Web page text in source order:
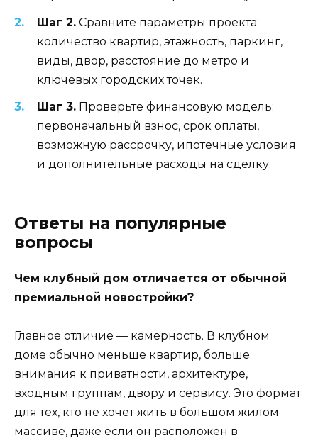
Шаг 2. Сравните параметры проекта:
количество квартир, этажность, паркинг,
виды, двор, расстояние до метро и
ключевых городских точек.
Шаг 3. Проверьте финансовую модель:
первоначальный взнос, срок оплаты,
возможную рассрочку, ипотечные условия
и дополнительные расходы на сделку.
Ответы на популярные
вопросы
Чем клубный дом отличается от обычной
премиальной новостройки?
Главное отличие — камерность. В клубном
доме обычно меньше квартир, больше
внимания к приватности, архитектуре,
входным группам, двору и сервису. Это формат
для тех, кто не хочет жить в большом жилом
массиве, даже если он расположен в